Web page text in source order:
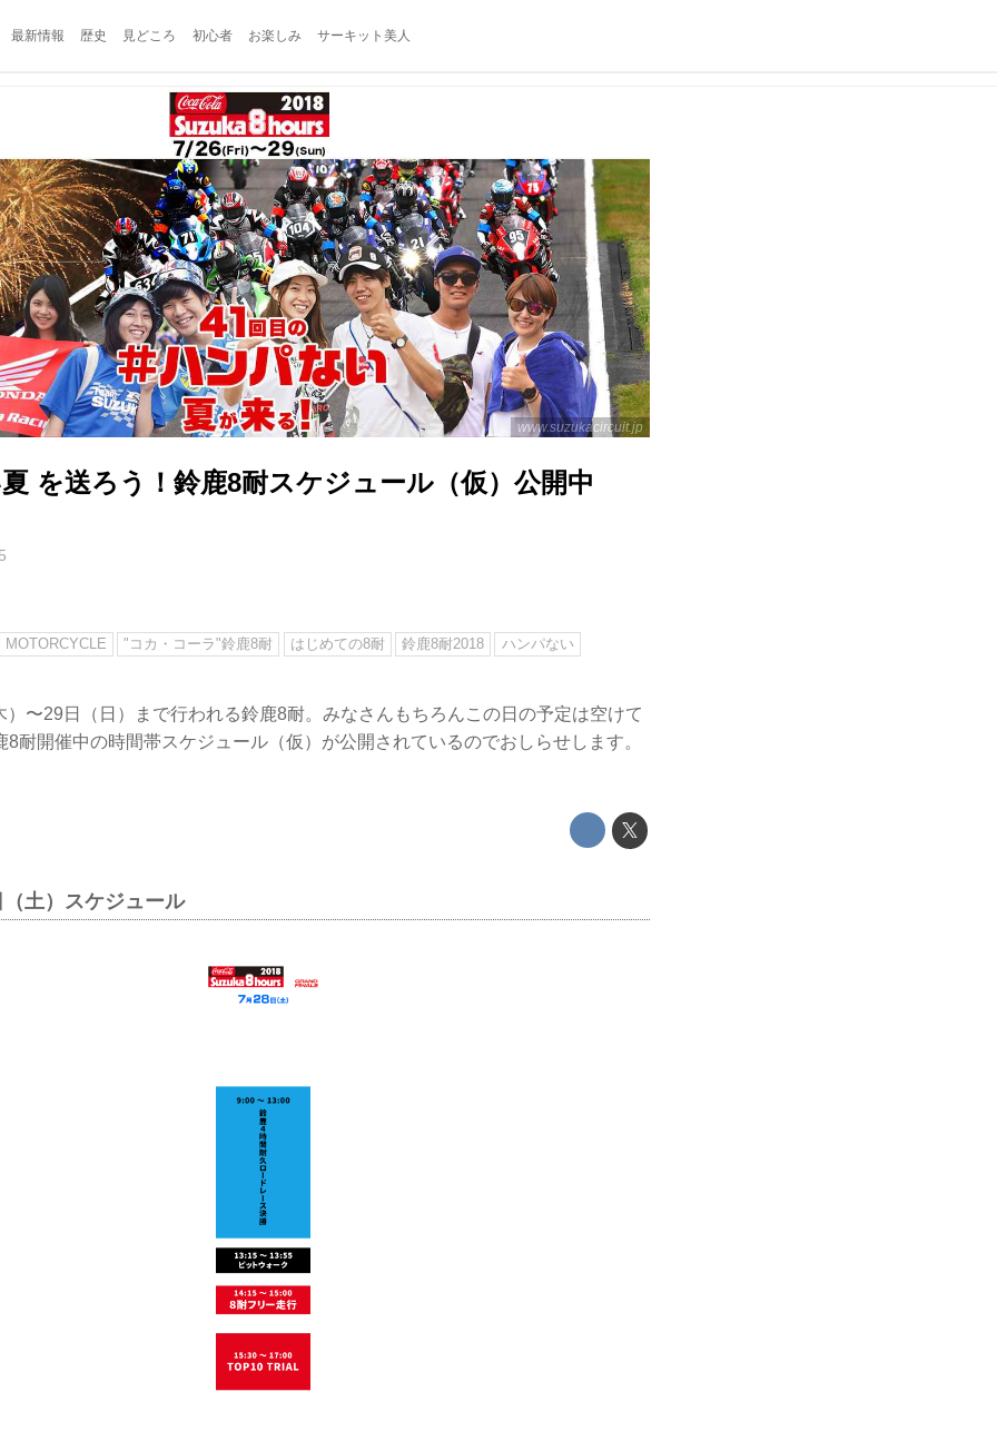
最新情報 歴史 見どころ 初心者 お楽しみ サーキット美人
www.suzukacircuit.jp
を送ろう！鈴鹿8耐スケジュール（仮）公開中
MOTORCYCLE "コカ・コーラ"鈴鹿8耐 はじめての8耐 鈴鹿8耐2018 ハンパない
）〜29日（日）まで行われる鈴鹿8耐。みなさんもちろんこの日の予定は空けて
8耐開催中の時間帯スケジュール（仮）が公開されているのでおしらせします。
土）スケジュール